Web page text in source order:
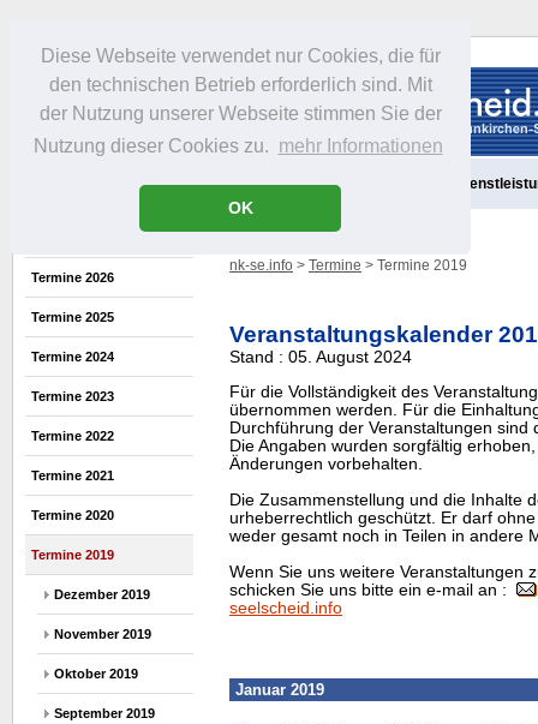
Diese Webseite verwendet nur Cookies, die für
den technischen Betrieb erforderlich sind. Mit
der Nutzung unserer Webseite stimmen Sie der
Nutzung dieser Cookies zu. mehr Informationen
OK
Portrait Freizeit Gastronomie
Termine 2026
Termine 2025
Termine 2024
Termine 2023
Termine 2022
Termine 2021
Termine 2020
Termine 2019
Dezember 2019
November 2019
Oktober 2019
September 2019
nk-se.info > Termine > Termine 2019
Veranstaltungskalender
Stand : 05. August 2024
Für die Vollständigkeit des
übernommen werden. Für die
Durchführung der Veranstaltungen sind
Die Angaben wurden sorgfältig
Änderungen vorbehalten.
Die Zusammenstellung und die Inhalte
urheberrechtlich geschützt. Er darf
weder gesamt noch in Teilen in andere
Wenn Sie uns weitere Veranstaltungen
schicken Sie uns bitte ein e-mail an :
seelscheid.info
Januar 2019